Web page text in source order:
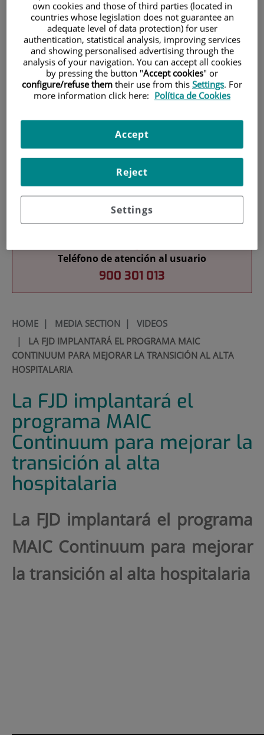
Research
Teaching
Teléfono de atención al usuario
900 301 013
HOME| MEDIA SECTION| VIDEOS
| LA FJD IMPLANTARÁ EL PROGRAMA MAIC
CONTINUUM PARA MEJORAR LA TRANSICIÓN AL ALTA
HOSPITALARIA
La FJD implantará el
programa MAIC
Continuum para mejorar la
transición al alta
hospitalaria
La FJD implantará el programa
MAIC Continuum para mejorar
la transición al alta hospitalaria
own cookies and those of third parties (located in
countries whose legislation does not guarantee an
adequate level of data protection) for user
authentication, statistical analysis, improving services
and showing personalised advertising through the
analysis of your navigation. You can accept all cookies
by pressing the button "Accept cookies" or
configure/refuse them their use from this Settings. For
more information click here: Política de Cookies
Settings
Reject
Accept